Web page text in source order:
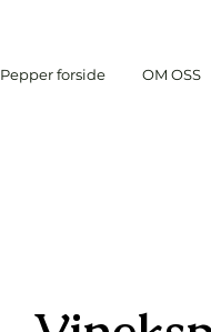
Pepper forside OM OSS